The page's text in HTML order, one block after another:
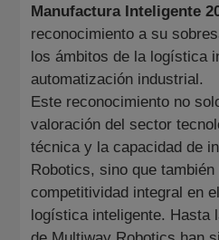
Manufactura Inteligente
reconocimiento a su
los ámbitos de la logística
automatización industrial.
Este reconocimiento no
valoración del sector
técnica y la capacidad de
Robotics, sino que
competitividad integral en
logística inteligente. Hasta